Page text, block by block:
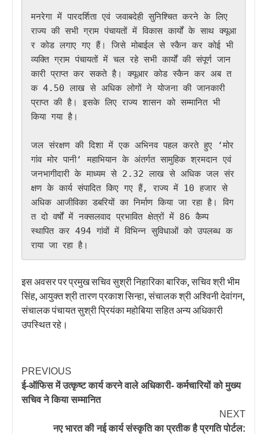
मनरेगा में पारदर्शिता एवं जवाबदेही सुनिश्चित करने के लिए
राज्य की सभी ग्राम पंचायतों में विकास कार्यों के साथ क्यूआ
र कोड लगाए गए हैं। जिसे मोबाईल से स्कैन कर कोई भी
व्यक्ति ग्राम पंचायतों में चल रहे सभी कार्यों की संपूर्ण जान
कारी प्राप्त कर सकते है। क्यूआर कोड स्कैन कर अब त
क 4.50 लाख से अधिक लोगों ने योजना की जानकारी
प्राप्त की है। इसके लिए राज्य शासन को सम्मानित भी
किया गया है।
जल संरक्षण की दिशा में एक अभिनव पहल करते हुए ‘मोर
गांव मोर पानी‘ महाभियान के अंतर्गत सामुहिक श्रमदान एवं
जनभागीदारी के माध्यम से 2.32 लाख से अधिक जल संर
क्षण के कार्य संपादित किए गए हैं, राज्य में 10 हजार से
अधिक आजीविका डबरियों का निर्माण किया जा रहा है। विग
त दो वर्षों में नक्सलवाद प्रभावित क्षेत्रों में 86 कैम्प
स्थापित कर 494 गांवों में विभिन्न सुविधाओं को उपलब्ध क
राया जा रहा है।
इस अवसर पर प्रमुख सचिव सुश्री निहारिका बारिक, सचिव श्री भीम
सिंह, आयुक्त श्री तारण प्रकाश सिन्हा, संचालक श्री अश्विनी देवांगन,
संचालक पंचायत सुश्री प्रियंका महोबिया सहित अन्य अधिकारी
उपस्थित रहे।
PREVIOUS
ई-ऑफिस में उत्कृष्ट कार्य करने वाले अधिकारी- कर्मचारियों को मुख्य
सचिव ने किया सम्मानित
NEXT
नए भारत की नई कार्य संस्कृति का प्रतीक है प्रगति पोर्टल: